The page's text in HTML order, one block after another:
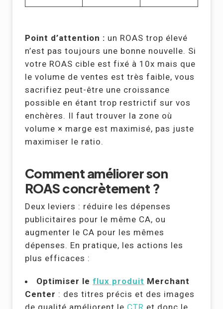
Point d’attention : un ROAS trop élevé
n’est pas toujours une bonne nouvelle. Si
votre ROAS cible est fixé à 10x mais que
le volume de ventes est très faible, vous
sacrifiez peut-être une croissance
possible en étant trop restrictif sur vos
enchères. Il faut trouver la zone où
volume × marge est maximisé, pas juste
maximiser le ratio.
Comment améliorer son
ROAS concrètement ?
Deux leviers : réduire les dépenses
publicitaires pour le même CA, ou
augmenter le CA pour les mêmes
dépenses. En pratique, les actions les
plus efficaces :
Optimiser le flux produit Merchant
Center : des titres précis et des images